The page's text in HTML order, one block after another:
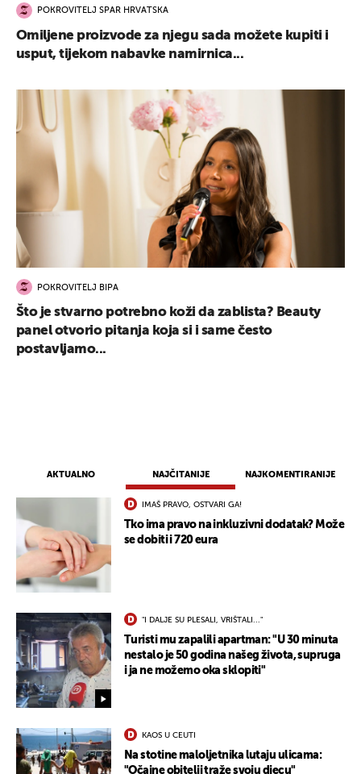
AKTUALNO NAJČITANIJE NAJKOMENTIRANIJE
IMAŠ PRAVO, OSTVARI GA!
Tko ima pravo na inkluzivni dodatak? Može
se dobiti i 720 eura
"I DALJE SU PLESALI, VRIŠTALI..."
Turisti mu zapalili apartman: "U 30 minuta
nestalo je 50 godina našeg života, supruga
i ja ne možemo oka sklopiti"
KAOS U CEUTI
Na stotine maloljetnika lutaju ulicama:
"Očajne obitelji traže svoju djecu"
POKROVITELJ SPAR HRVATSKA
Omiljene proizvode za njegu sada možete kupiti i
usput, tijekom nabavke namirnica...
POKROVITELJ BIPA
Što je stvarno potrebno koži da zablista? Beauty
panel otvorio pitanja koja si i same često
postavljamo...